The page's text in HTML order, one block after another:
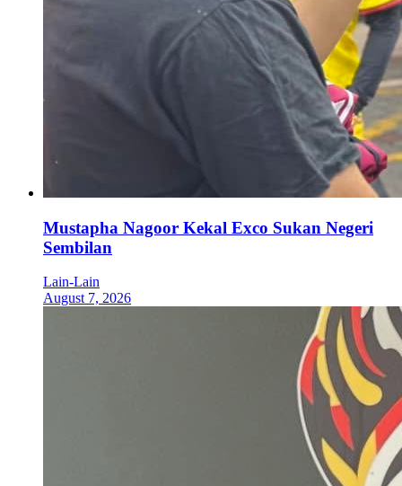
Mustapha Nagoor Kekal Exco Sukan Negeri
Sembilan
Lain-Lain
August 7, 2026